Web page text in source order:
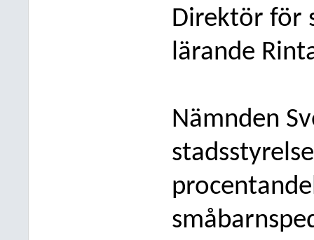
Direktör för
lärande
Nämnden